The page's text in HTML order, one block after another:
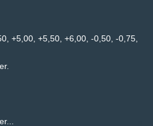
+5,00, +5,50, +6,00, -0,50, -0,75,